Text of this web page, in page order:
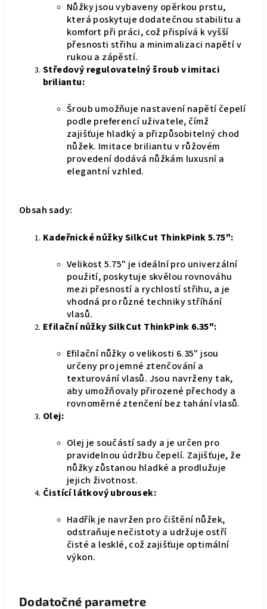
Nůžky jsou vybaveny opěrkou prstu,
která poskytuje dodatečnou stabilitu a
komfort při práci, což přispívá k vyšší
přesnosti střihu a minimalizaci napětí v
rukou a zápěstí.
Středový regulovatelný šroub v imitaci
briliantu:
Šroub umožňuje nastavení napětí čepelí
podle preferencí uživatele, čímž
zajišťuje hladký a přizpůsobitelný chod
nůžek. Imitace briliantu v růžovém
provedení dodává nůžkám luxusní a
elegantní vzhled.
Obsah sady:
Kadeřnické nůžky SilkCut ThinkPink 5.75":
Velikost 5.75" je ideální pro univerzální
použití, poskytuje skvělou rovnováhu
mezi přesností a rychlostí střihu, a je
vhodná pro různé techniky stříhání
vlasů.
Efilační nůžky SilkCut ThinkPink 6.35":
Efilační nůžky o velikosti 6.35" jsou
určeny pro jemné ztenčování a
texturování vlasů. Jsou navrženy tak,
aby umožňovaly přirozené přechody a
rovnoměrné ztenčení bez tahání vlasů.
Olej:
Olej je součástí sady a je určen pro
pravidelnou údržbu čepelí. Zajišťuje, že
nůžky zůstanou hladké a prodlužuje
jejich životnost.
Čistící látkový ubrousek:
Hadřík je navržen pro čištění nůžek,
odstraňuje nečistoty a udržuje ostří
čisté a lesklé, což zajišťuje optimální
výkon.
Dodatočné parametre